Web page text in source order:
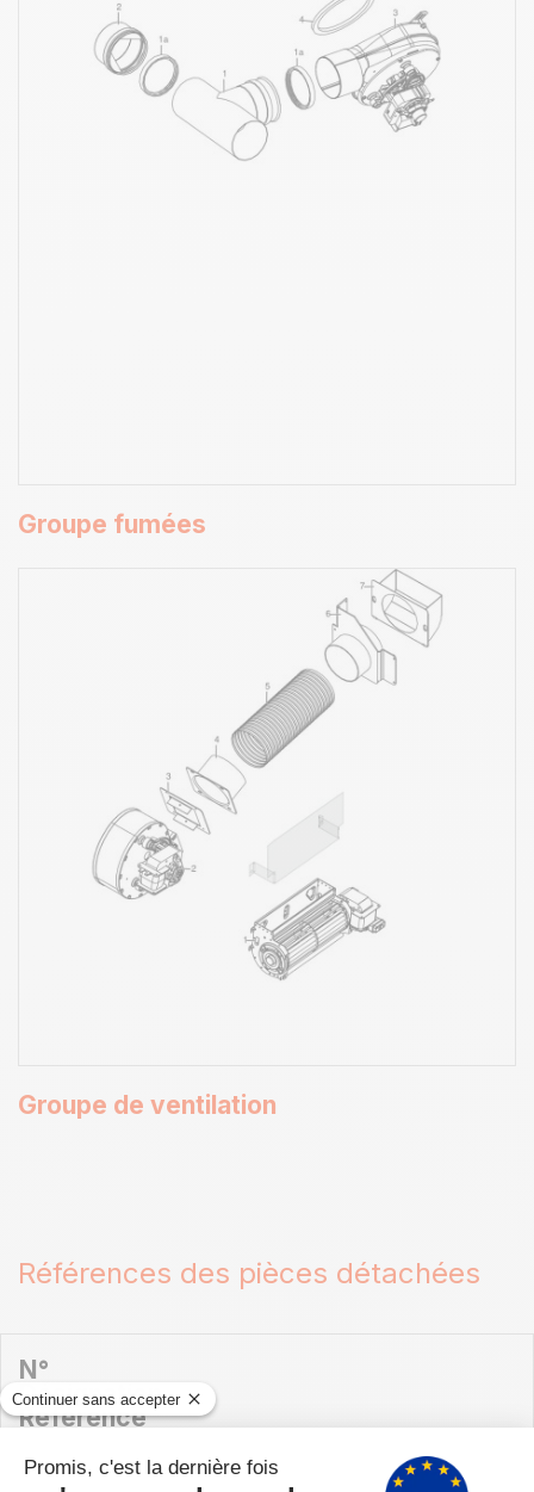
Groupe fumées
Groupe de ventilation
Références des pièces détachées
N°
Désignation
Référence
Quantité